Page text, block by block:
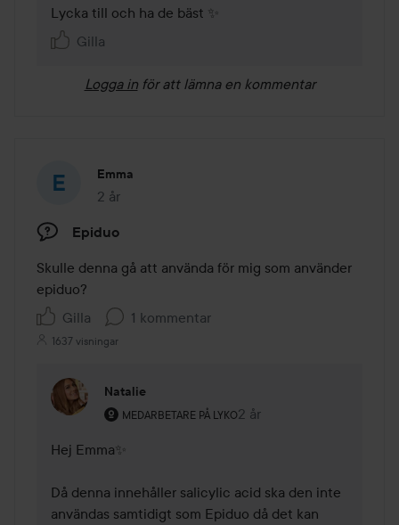
Lycka till och ha de bäst ✨
Gilla
Logga in för att lämna en kommentar
Emma
2 år
Inlägget skapades 2 år
Epiduo
Skulle denna gå att använda för mig som använder
epiduo?
Gilla
1 kommentar
1637 visningar
Natalie
MEDARBETARE PÅ LYKO
Användarens roll: Medarbetare på Lyko.
2 år
Kommentaren lades 2 år
Hej Emma✨
Då denna innehåller salicylic acid ska den inte
användas samtidigt som Epiduo då det kan